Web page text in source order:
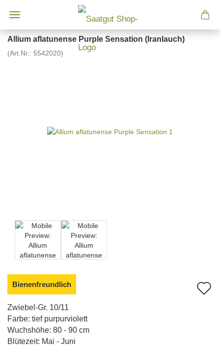
Allium aflatunense Purple Sensation (Iranlauch)
(Art.Nr.: 5542020)
Bienenfreundlich
Zwiebel-Gr. 10/11
Farbe: tief purpurviolett
Wuchshöhe: 80 - 90 cm
Blütezeit: Mai - Juni